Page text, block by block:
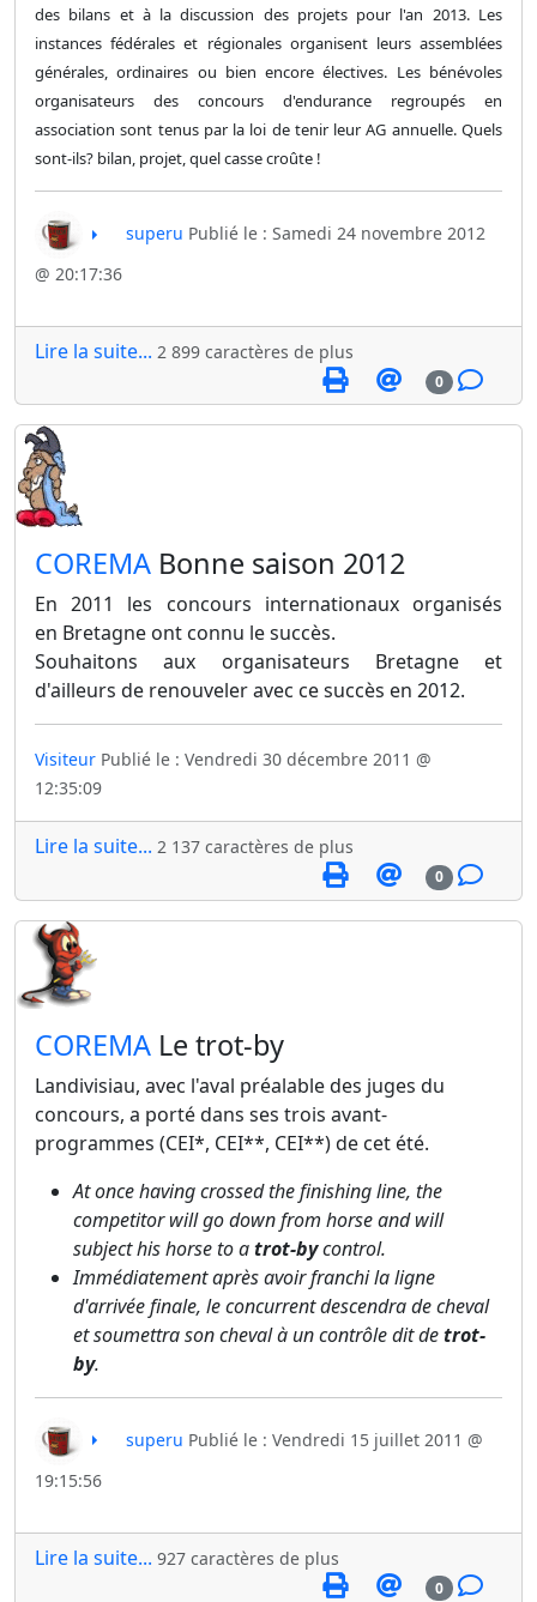
des bilans et à la discussion des projets pour l'an 2013. Les
instances fédérales et régionales organisent leurs assemblées
générales, ordinaires ou bien encore électives. Les bénévoles
organisateurs des concours d'endurance regroupés en
association sont tenus par la loi de tenir leur AG annuelle. Quels
sont-ils? bilan, projet, quel casse croûte !
superu Publié le : Samedi 24 novembre 2012
@ 20:17:36
Lire la suite... 2 899 caractères de plus
0
​COREMA Bonne saison 2012
En 2011 les concours internationaux organisés
en Bretagne ont connu le succès.
Souhaitons aux organisateurs Bretagne et
d'ailleurs de renouveler avec ce succès en 2012.
Visiteur Publié le : Vendredi 30 décembre 2011 @
12:35:09
Lire la suite... 2 137 caractères de plus
0
​COREMA Le trot-by
Landivisiau, avec l'aval préalable des juges du
concours, a porté dans ses trois avant-
programmes (CEI*, CEI**, CEI**) de cet été.
At once having crossed the finishing line, the
competitor will go down from horse and will
subject his horse to atrot-bycontrol.
Immédiatement après avoir franchi la ligne
d'arrivée finale, le concurrent descendra de cheval
et soumettra son cheval à un contrôle dit detrot-
by.
superu Publié le : Vendredi 15 juillet 2011 @
19:15:56
Lire la suite... 927 caractères de plus
0